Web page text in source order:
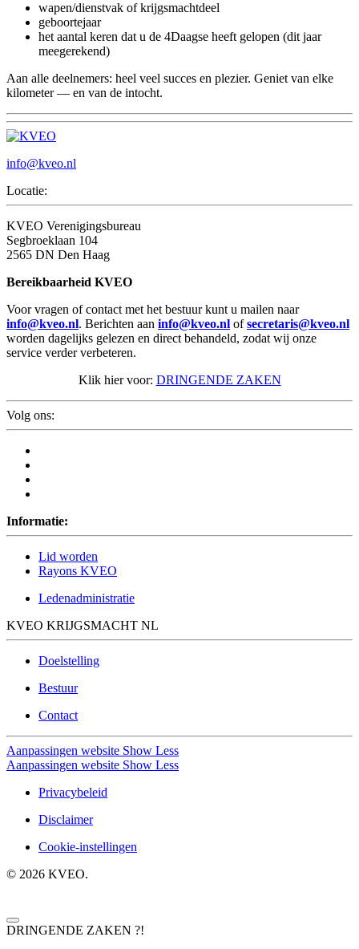
wapen/dienstvak of krijgsmachtdeel
geboortejaar
het aantal keren dat u de 4Daagse heeft gelopen (dit jaar
meegerekend)
Aan alle deelnemers: heel veel succes en plezier. Geniet van elke
kilometer — en van de intocht.
info@kveo.nl
Locatie:
KVEO Verenigingsbureau
Segbroeklaan 104
2565 DN Den Haag
Bereikbaarheid KVEO
Voor vragen of contact met het bestuur kunt u mailen naar
info@kveo.nl. Berichten aan info@kveo.nl ofsecretaris@kveo.nl
worden dagelijks gelezen en direct behandeld, zodat wij onze
service verder verbeteren.
Klik hier voor: DRINGENDE ZAKEN
Volg ons:
Informatie:
Lid worden
Rayons KVEO
Ledenadministratie
KVEO KRIJGSMACHT NL
Doelstelling
Bestuur
Contact
Aanpassingen website Show Less
Aanpassingen website Show Less
Privacybeleid
Disclaimer
Cookie-instellingen
© 2026 KVEO.
DRINGENDE ZAKEN ?!